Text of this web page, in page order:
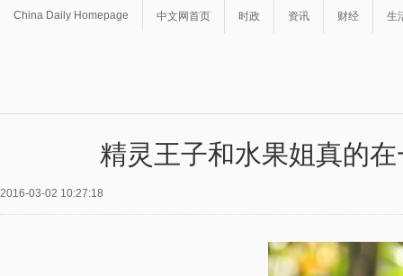
China Daily Homepage 中文网首页 时政 资讯 财经 生
精灵王子和水果姐真的
2016-03-02 10:27:18